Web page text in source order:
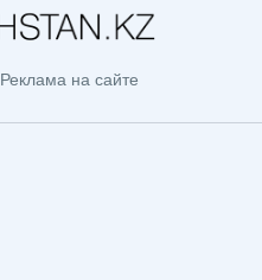
Реклама на сайте